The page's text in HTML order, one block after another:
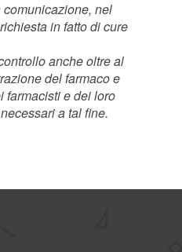
nel
in fatto di cure
anche oltre al
del farmaco e
farmacisti e dei loro
a tal fine.